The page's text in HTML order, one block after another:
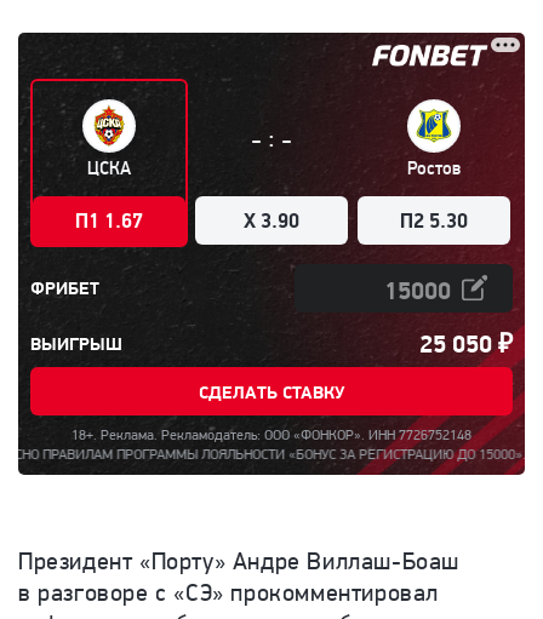
ЦСКА
П1 1.67
- : -
X 3.90
Ростов
П2 5.30
ФРИБЕТ
ВЫИГРЫШ 25 050₽
СДЕЛАТЬ СТАВКУ
18+. Реклама. Рекламодатель: ООО «ФОНКОР». ИНН 7726752148
ПРОГРАММЫ ЛОЯЛЬНОСТИ «БОНУС ЗА РЕГИСТРАЦИЮ ДО 15000».
Президент «Порту» Андре Виллаш-Боаш
в разговоре с «СЭ» прокомментировал